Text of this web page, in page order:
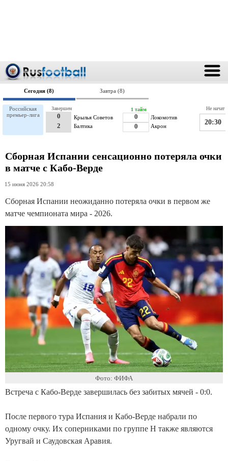
Сегодня (8) Завтра (8)
Российская
премьер-лига
Крылья Советов
0
2
Балтика
Завершен
Локомотив
0
0
Акрон
1 тайм
20:30
Не начат
Сборная Испании сенсационно потеряла очки
в матче с Кабо-Верде
15 июня 2026 20:58
Сборная Испании неожиданно потеряла очки в первом же
матче чемпионата мира - 2026.
Фото: ФИФА
Встреча с Кабо-Верде завершилась без забитых мячей - 0:0.
После первого тура Испания и Кабо-Верде набрали по
одному очку. Их соперниками по группе H также являются
Уругвай и Саудовская Аравия.